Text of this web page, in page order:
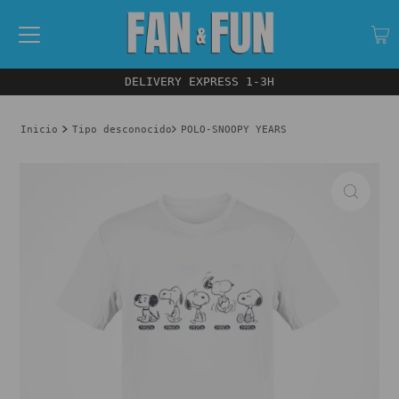
DELIVERY EXPRESS 1-3H
Inicio Tipo desconocido POLO-SNOOPY YEARS